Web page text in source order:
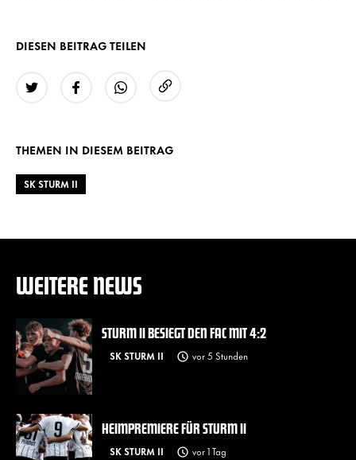
DIESEN BEITRAG TEILEN
THEMEN IN DIESEM BEITRAG
SK STURM II
WEITERE NEWS
STURM II BESIEGT DEN FAC MIT 4:2
SK STURM II vor 5 Stunden
HEIMPREMIERE FÜR STURM II
SK STURM II vor 1 Tag